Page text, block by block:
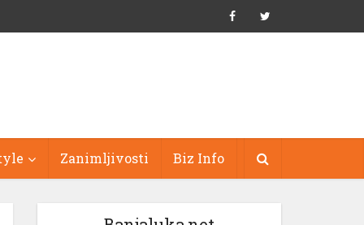
Zanimljivosti Biz Info